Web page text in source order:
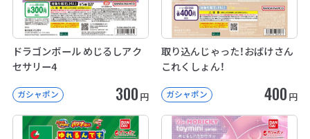
ドラゴンボール めじるしアク
セサリー4
ガシャポン 300 円
取り込んじゃった！おばけさん
これくしょん！
ガシャポン 400 円